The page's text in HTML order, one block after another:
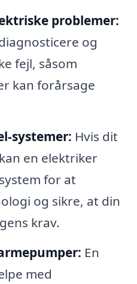
problemer:
og
fejl, såsom
kan forårsage
systemer: Hvis dit
en elektriker
for at
og sikre, at din
krav.
En
med